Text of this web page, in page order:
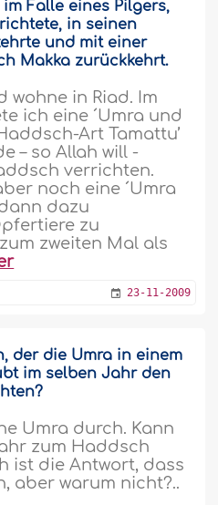
im Falle eines Pilgers,
in seinen
und mit einer
Makka zurückkehrt.
wohne in Riad. Im
ich eine ´Umra und
Art Tamattu’
– so Allah will -
verrichten.
noch eine ´Umra
dazu
zu
zweiten Mal als
23-11-2009
der die Umra in einem
im selben Jahr den
Umra durch. Kann
zum Haddsch
ist die Antwort, dass
aber warum nicht?..